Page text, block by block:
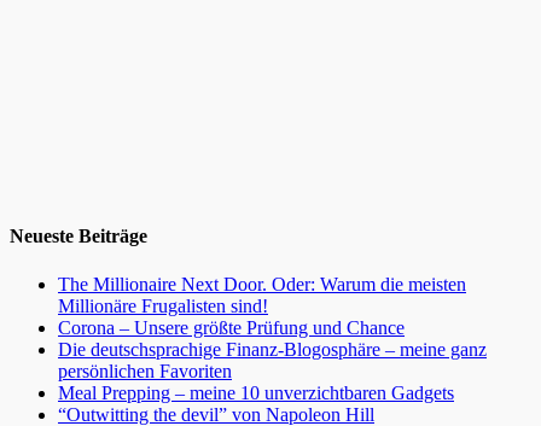
Neueste Beiträge
The Millionaire Next Door. Oder: Warum die meisten
Millionäre Frugalisten sind!
Corona – Unsere größte Prüfung und Chance
Die deutschsprachige Finanz-Blogosphäre – meine ganz
persönlichen Favoriten
Meal Prepping – meine 10 unverzichtbaren Gadgets
“Outwitting the devil” von Napoleon Hill